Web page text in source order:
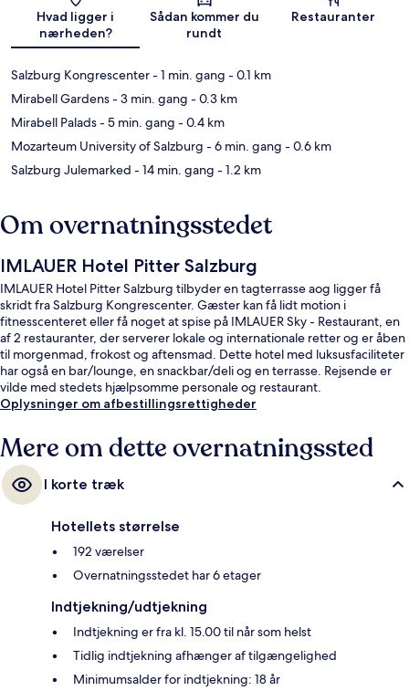
Kort
Hvad ligger i
nærheden?
Sådan kommer du
rundt
Restauranter
Salzburg Kongrescenter- 1 min. gang - 0.1 km
Mirabell Gardens- 3 min. gang - 0.3 km
Mirabell Palads- 5 min. gang - 0.4 km
Mozarteum University of Salzburg - 6 min. gang - 0.6 km
Salzburg Julemarked - 14 min. gang - 1.2 km
Om overnatningsstedet
IMLAUER Hotel Pitter Salzburg
IMLAUER Hotel Pitter Salzburg tilbyder en tagterrasse aog ligger få
skridt fra Salzburg Kongrescenter. Gæster kan få lidt motion i
fitnesscenteret eller få noget at spise på IMLAUER Sky - Restaurant, en
af 2 restauranter, der serverer lokale og internationale retter og er åben
til morgenmad, frokost og aftensmad. Dette hotel med luksusfaciliteter
har også en bar/lounge, en snackbar/deli og en terrasse. Rejsende er
vilde med stedets hjælpsomme personale og restaurant.
Oplysninger om afbestillingsrettigheder
Mere om dette overnatningssted
I korte træk
Hotellets størrelse
192 værelser
Overnatningsstedet har 6 etager
Indtjekning/udtjekning
Indtjekning er fra kl. 15.00 til når som helst
Tidlig indtjekning afhænger af tilgængelighed
Minimumsalder for indtjekning: 18 år